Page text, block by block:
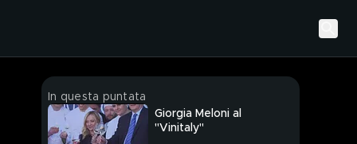
In questa puntata
Giorgia Meloni al
"Vinitaly"